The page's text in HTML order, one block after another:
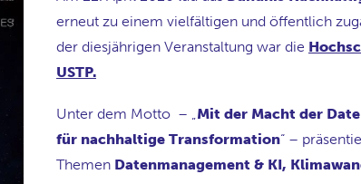
erneut zu einem vielfältigen und öffentlich
der diesjährigen Veranstaltung war die
USTP.
Unter dem Motto – „Mit der Macht der
für nachhaltige Transformation“ –
Themen Datenmanagement & KI,